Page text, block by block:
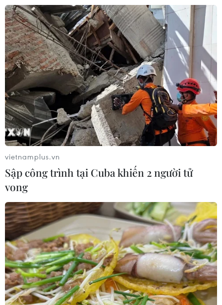
vietnamplus.vn
Sập công trình tại Cuba khiến 2 người tử
vong